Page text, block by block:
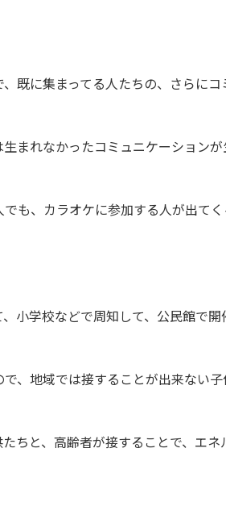
既に集まってる人たちの、さらに
まれなかったコミュニケーション
も、カラオケに参加する人が出てく
小学校などで周知して、公民館で
、地域では接することが出来ない
ちと、高齢者が接することで、エ